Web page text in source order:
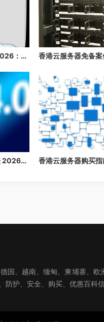
香港云服务器购买指南 2026：免备案、高速、稳定的海外云主机推荐
香港云服务器租用价格表 2026：1 核/2 核/4 核/8 核配置每月多少钱？
、越南、缅甸、柬埔寨、欧
护、安全、购买、优惠百科信